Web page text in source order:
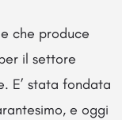
che produce
il settore
E’ stata fondata
e oggi